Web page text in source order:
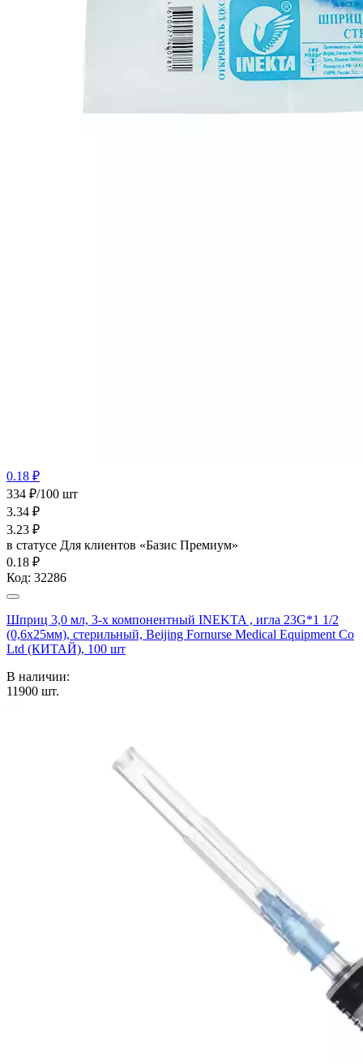
0.18 ₽
334 ₽/100 шт
3.34 ₽
3.23 ₽
в статусе Для клиентов «Базис Премиум»
0.18 ₽
Код: 32286
Шприц 3,0 мл, 3-х компонентный INEKTA , игла 23G*1 1/2
(0,6х25мм), стерильный, Beijing Fornurse Medical Equipment Co
Ltd (КИТАЙ), 100 шт
В наличии:
11900 шт.